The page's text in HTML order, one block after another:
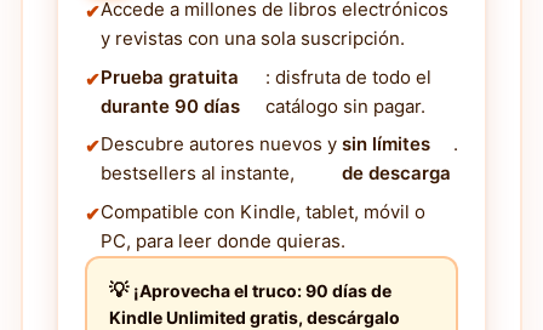
Accede a millones de libros electrónicos
y revistas con una sola suscripción.
Prueba gratuita
durante 90 días
: disfruta de todo el
catálogo sin pagar.
Descubre autores nuevos y
bestsellers al instante,
sin límites
de descarga
.
Compatible con Kindle, tablet, móvil o
PC, para leer donde quieras.
¡Aprovecha el truco: 90 días de
Kindle Unlimited gratis, descárgalo